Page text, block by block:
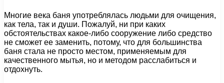
Многие века баня употреблялась людьми для очищения,
как тела, так и души. Пожалуй, ни при каких
обстоятельствах какое-либо сооружение либо средство
не сможет ее заменить, потому, что для большинства
баня стала не просто местом, применяемым для
качественного мытья, но и методом расслабиться и
отдохнуть.